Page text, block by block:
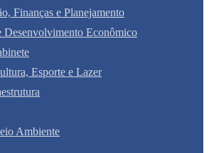
Finanças e Planejamento
Desenvolvimento Econômico
Esporte e Lazer
Ambiente